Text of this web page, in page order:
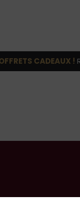
CADEAUX !